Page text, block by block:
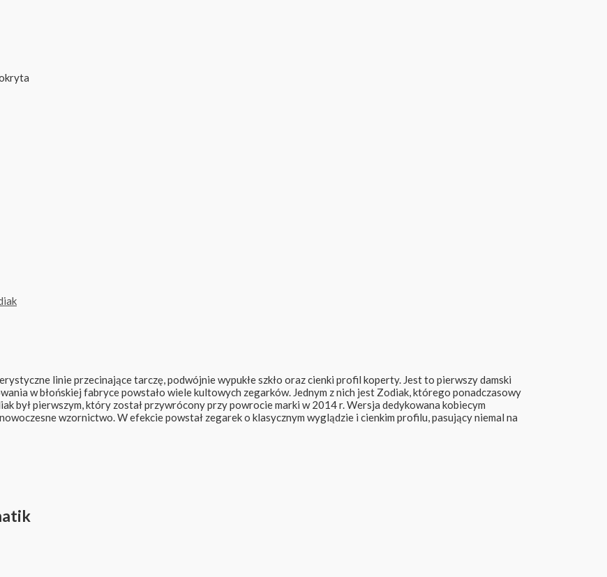
linie przecinające tarczę, podwójnie wypukłe szkło oraz cienki profil koperty. Jest to pierwszy damski
w błońskiej fabryce powstało wiele kultowych zegarków. Jednym z nich jest Zodiak, którego ponadczasowy
był pierwszym, który został przywrócony przy powrocie marki w 2014 r. Wersja dedykowana kobiecym
wzornictwo. W efekcie powstał zegarek o klasycznym wyglądzie i cienkim profilu, pasujący niemal na